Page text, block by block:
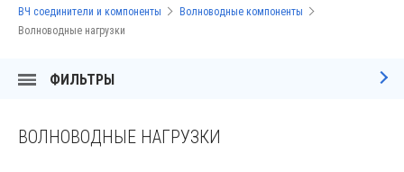
ВЧ соединители и компоненты
Волноводные компоненты
Волноводные нагрузки
ФИЛЬТРЫ
ВОЛНОВОДНЫЕ НАГРУЗКИ